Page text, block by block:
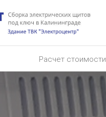
Расчет стоимости